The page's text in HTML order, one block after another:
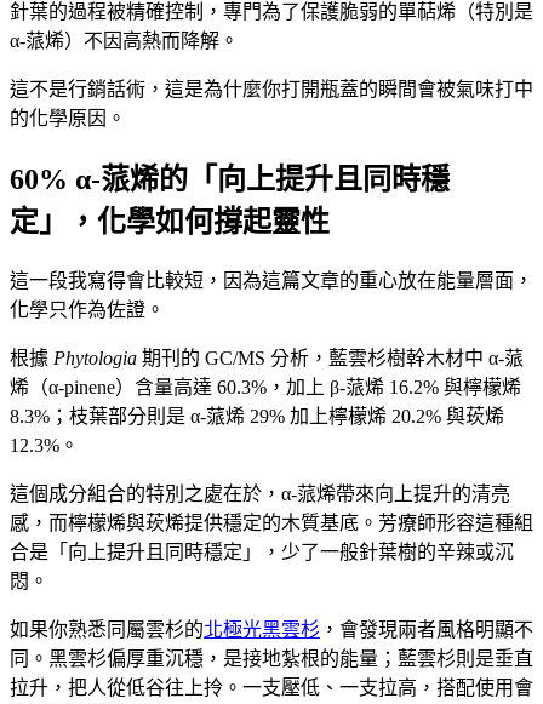
針葉的過程被精確控制，專門為了保護脆弱的單萜烯（特別是
α-蒎烯）不因高熱而降解。
這不是行銷話術，這是為什麼你打開瓶蓋的瞬間會被氣味打中
的化學原因。
60% α-蒎烯的「向上提升且同時穩
定」，化學如何撐起靈性
這一段我寫得會比較短，因為這篇文章的重心放在能量層面，
化學只作為佐證。
根據 Phytologia 期刊的 GC/MS 分析，藍雲杉樹幹木材中 α-蒎
烯（α-pinene）含量高達 60.3%，加上 β-蒎烯 16.2% 與檸檬烯
8.3%；枝葉部分則是 α-蒎烯 29% 加上檸檬烯 20.2% 與莰烯
12.3%。
這個成分組合的特別之處在於，α-蒎烯帶來向上提升的清亮
感，而檸檬烯與莰烯提供穩定的木質基底。芳療師形容這種組
合是「向上提升且同時穩定」，少了一般針葉樹的辛辣或沉
悶。
如果你熟悉同屬雲杉的北極光黑雲杉 ，會發現兩者風格明顯不
同。黑雲杉偏厚重沉穩，是接地紮根的能量；藍雲杉則是垂直
拉升，把人從低谷往上拎。一支壓低、一支拉高，搭配使用會